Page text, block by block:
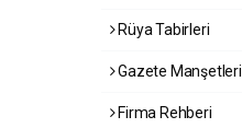
Rüya Tabirleri
Gazete Manşetleri
Firma Rehberi